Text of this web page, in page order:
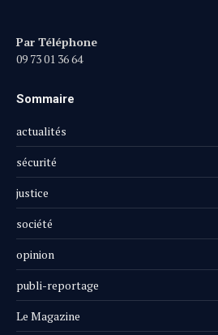
Par Téléphone
09 73 01 36 64
Sommaire
actualités
sécurité
justice
société
opinion
publi-reportage
Le Magazine